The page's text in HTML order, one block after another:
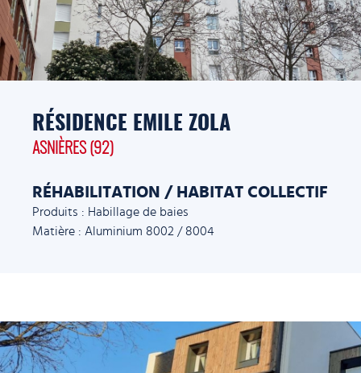
RÉSIDENCE EMILE ZOLA
ASNIÈRES (92)
RÉHABILITATION / HABITAT COLLECTIF
Produits : Habillage de baies
Matière : Aluminium 8002 / 8004